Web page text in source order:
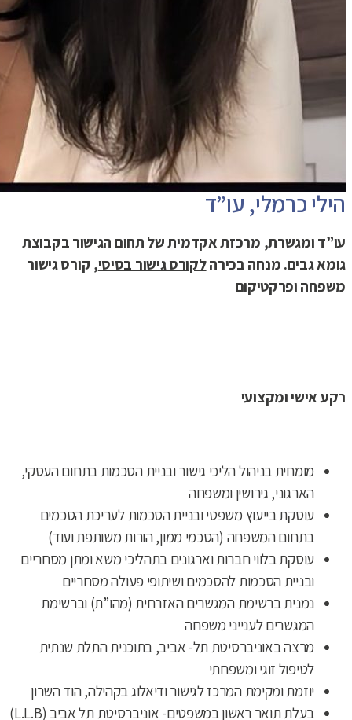
הילי כרמלי, עו”ד
עו”ד ומגשרת, מרכזת אקדמית של תחום הגישור בקבוצת
גומא גבים. מנחה בכירהלקורס גישור בסיסי, קורס גישור
משפחה ופרקטיקום
רקע אישי ומקצועי
מומחית בניהול הליכי גישור ובניית הסכמות בתחום העסקי,
הארגוני, גירושין ומשפחה
עוסקת בייעוץ משפטי ובניית הסכמות לעריכת הסכמים
בתחום המשפחה (הסכמי ממון, הורות משותפת ועוד)
עוסקת בלווי חברות וארגונים בתהליכי משא ומתן מסחריים
ובניית הסכמות להסכמים ושיתופי פעולה מסחריים
נמנית ברשימת המגשרים האזרחית (מהו”ת) וברשימת
המגשרים לענייני משפחה
מרצה באוניברסיטת תל- אביב, בתוכנית התלת שנתית
לטיפול זוגי ומשפחתי
יוזמת ומקימת המרכז לגישור ודיאלוג בקהילה, הוד השרון
בעלת תואר ראשון במשפטים- אוניברסיטת תל אביב (L.L.B)